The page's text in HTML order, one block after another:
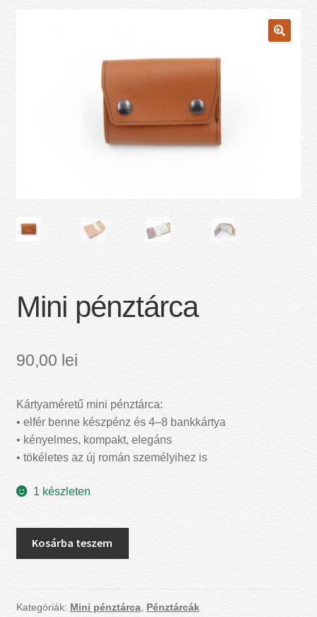
Mini pénztárca
90,00 lei
Kártyaméretű mini pénztárca:
• elfér benne készpénz és 4–8 bankkártya
• kényelmes, kompakt, elegáns
• tökéletes az új román személyihez is
1 készleten
Kosárba teszem
Kategóriák: Mini pénztárca, Pénztárcák